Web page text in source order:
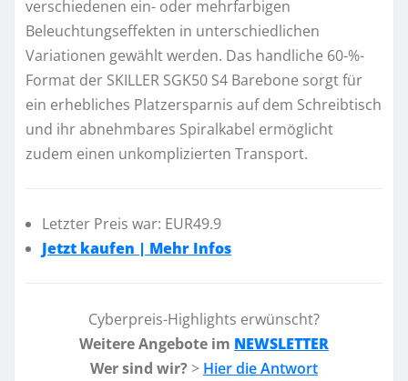
verschiedenen ein- oder mehrfarbigen
Beleuchtungseffekten in unterschiedlichen
Variationen gewählt werden. Das handliche 60-%-
Format der SKILLER SGK50 S4 Barebone sorgt für
ein erhebliches Platzersparnis auf dem Schreibtisch
und ihr abnehmbares Spiralkabel ermöglicht
zudem einen unkomplizierten Transport.
Letzter Preis war: EUR49.9
Jetzt kaufen | Mehr Infos
Cyberpreis-Highlights erwünscht?
Weitere Angebote im NEWSLETTER
Wer sind wir? > Hier die Antwort